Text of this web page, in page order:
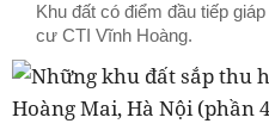
Khu đất có điểm đầu tiếp
cư CTI Vĩnh Hoàng.